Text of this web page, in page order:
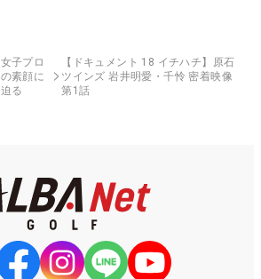
女子プロ
の素顔に
迫る
【ドキュメント 18 イチハチ】原石
ツインズ 岩井明愛・千怜 密着映像
第1話